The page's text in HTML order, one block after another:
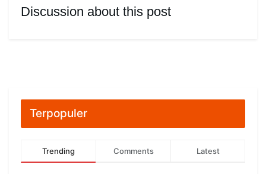
Discussion about this post
Terpopuler
Trending Comments Latest